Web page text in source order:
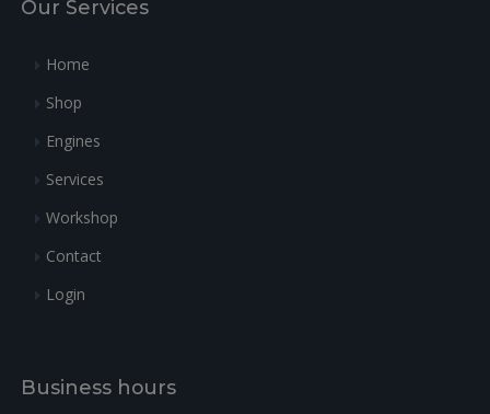
Our Services
Home
Shop
Engines
Services
Workshop
Contact
Login
Business hours